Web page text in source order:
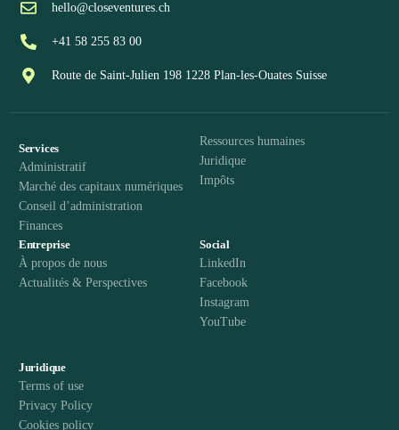
hello@closeventures.ch
+41 58 255 83 00
Route de Saint-Julien 198 1228 Plan-les-Ouates Suisse
Services
Administratif
Marché des capitaux numériques
Conseil d’administration
Finances
Ressources humaines
Juridique
Impôts
Entreprise
À propos de nous
Actualités & Perspectives
Social
LinkedIn
Facebook
Instagram
YouTube
Juridique
Terms of use
Privacy Policy
Cookies policy